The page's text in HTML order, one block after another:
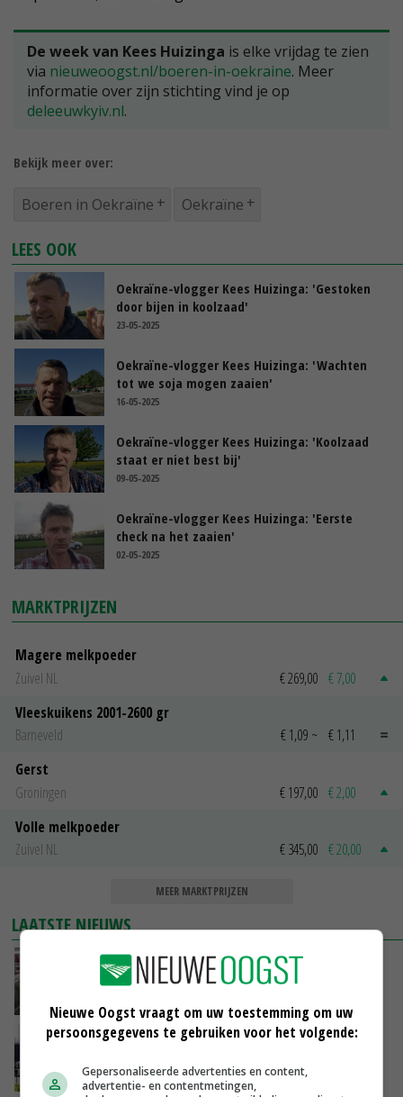
De week van Kees Huizinga is elke vrijdag te zien
via nieuweoogst.nl/boeren-in-oekraine. Meer
informatie over zijn stichting vind je op
deleeuwkyiv.nl.
Bekijk meer over:
Boeren in Oekraïne Oekraïne
LEES OOK
Oekraïne-vlogger Kees Huizinga: 'Gestoken
door bijen in koolzaad'
23-05-2025
Oekraïne-vlogger Kees Huizinga: 'Wachten
tot we soja mogen zaaien'
16-05-2025
Oekraïne-vlogger Kees Huizinga: 'Koolzaad
staat er niet best bij'
09-05-2025
Oekraïne-vlogger Kees Huizinga: 'Eerste
check na het zaaien'
02-05-2025
MARKTPRIJZEN
Magere melkpoeder
Zuivel NL
€ 269,00 € 7,00
Vleeskuikens 2001-2600 gr
Barneveld
€ 1,09 ~ € 1,11
Gerst
Groningen
€ 197,00 € 2,00
Volle melkpoeder
Zuivel NL
€ 345,00 € 20,00
MEER MARKTPRIJZEN
LAATSTE NIEUWS
‘Door hittegolf is aantal terugkomers bij
zeugen verdubbeld’
Gemiddelde Europese melkprijs daalt licht in
GISTEREN, 17:04
Nieuwe Oogst vraagt om uw toestemming om uw
persoonsgegevens te gebruiken voor het volgende:
Gepersonaliseerde advertenties en content,
advertentie- en contentmetingen,